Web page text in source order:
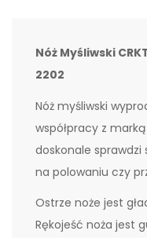
Nóż Myśliwski
2202
Nóż myśliwski
współpracy z marką
doskonale sprawdzi
na polowaniu czy
Ostrze noże jest
Rękojeść noża jest